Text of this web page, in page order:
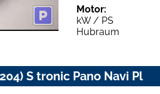
Motor:
kW / PS
Hubraum
S tronic Pano Navi Pl